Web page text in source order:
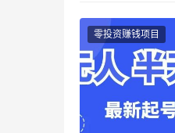
零投资赚钱项目